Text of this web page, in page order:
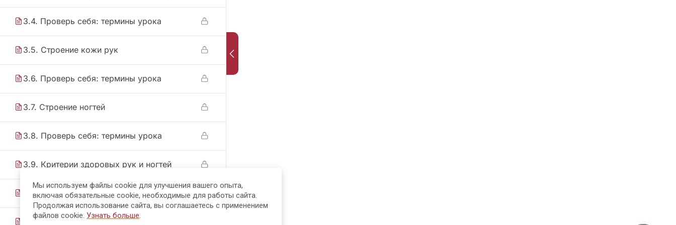
3.4. Проверь себя: термины урока
3.5. Строение кожи рук
3.6. Проверь себя: термины урока
3.7. Строение ногтей
3.8. Проверь себя: термины урока
3.9. Критерии здоровых рук и ногтей
3.10. Сверка понимания
3.11. Итоговое закрепление
Мы используем файлы cookie для улучшения вашего опыта,
включая обязательные cookie, необходимые для работы сайта.
Продолжая использование сайта, вы соглашаетесь с применением
файлов cookie. Узнать больше.